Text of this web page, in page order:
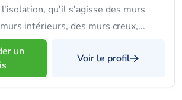
qu'il s'agisse des murs
intérieurs, des murs creux,...
un
Voir le profil